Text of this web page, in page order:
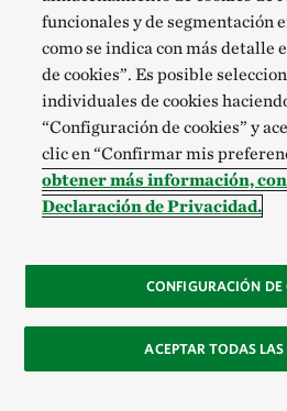
GIMME SHELTER
An anemonefish
closed up reef anemone.©Michael
2019
Ganador
Lugar,
funcionales y de segmentación
como se indica con más detalle
de cookies”. Es posible
individuales de cookies
“Configuración de cookies” y
clic en “Confirmar mis
obtener más información,
Declaración de Privacidad.
CONFIGURACIÓN DE
ACEPTAR TODAS